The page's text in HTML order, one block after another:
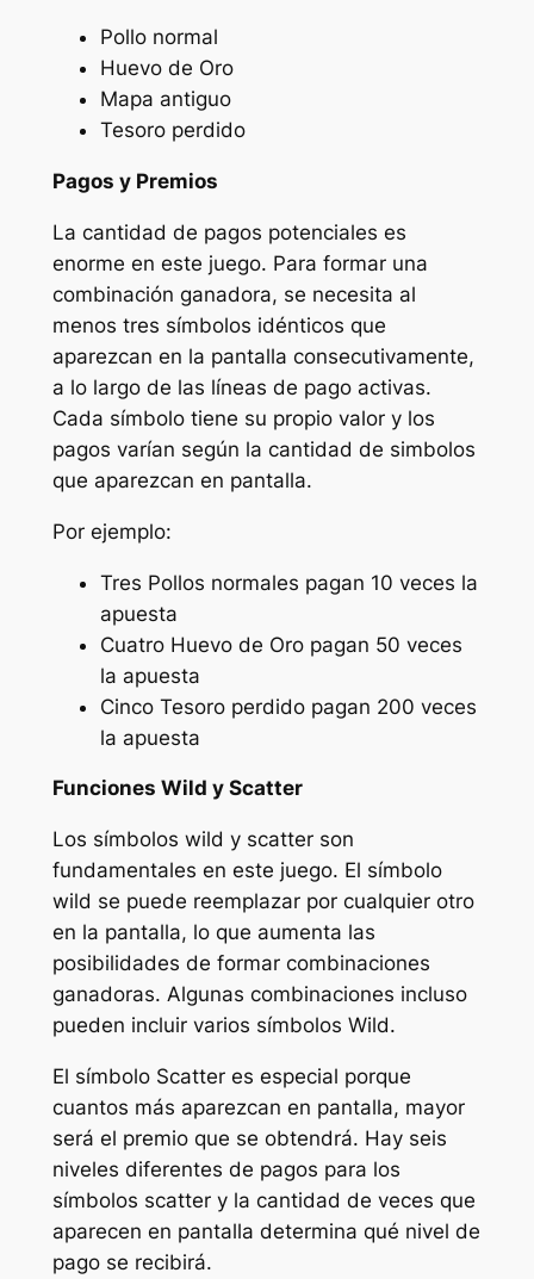
Pollo normal
Huevo de Oro
Mapa antiguo
Tesoro perdido
Pagos y Premios
La cantidad de pagos potenciales es
enorme en este juego. Para formar una
combinación ganadora, se necesita al
menos tres símbolos idénticos que
aparezcan en la pantalla consecutivamente,
a lo largo de las líneas de pago activas.
Cada símbolo tiene su propio valor y los
pagos varían según la cantidad de simbolos
que aparezcan en pantalla.
Por ejemplo:
Tres Pollos normales pagan 10 veces la
apuesta
Cuatro Huevo de Oro pagan 50 veces
la apuesta
Cinco Tesoro perdido pagan 200 veces
la apuesta
Funciones Wild y Scatter
Los símbolos wild y scatter son
fundamentales en este juego. El símbolo
wild se puede reemplazar por cualquier otro
en la pantalla, lo que aumenta las
posibilidades de formar combinaciones
ganadoras. Algunas combinaciones incluso
pueden incluir varios símbolos Wild.
El símbolo Scatter es especial porque
cuantos más aparezcan en pantalla, mayor
será el premio que se obtendrá. Hay seis
niveles diferentes de pagos para los
símbolos scatter y la cantidad de veces que
aparecen en pantalla determina qué nivel de
pago se recibirá.